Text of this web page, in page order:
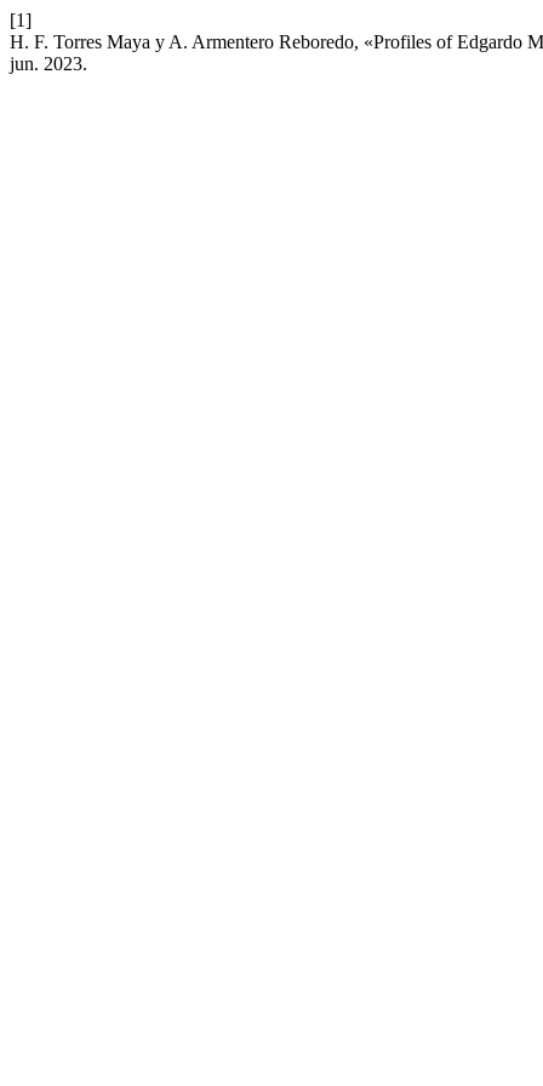
[1]
H. F. Torres Maya y A. Armentero Reboredo, «Profiles of Edgardo
jun. 2023.